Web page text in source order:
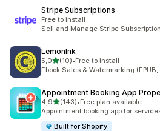
Stripe Subscriptions
Free to install
Sell and Manage Stripe
LemonInk
5,0av 5 stjerner
(10)
Totalt 10 omtaler
•Free to install
Ebook Sales & Watermarking
Appointment Booking App
4,9av 5 stjerner
(143)
Totalt 143 omtaler
•Free plan available
Appointment booking app for
Built for Shopify